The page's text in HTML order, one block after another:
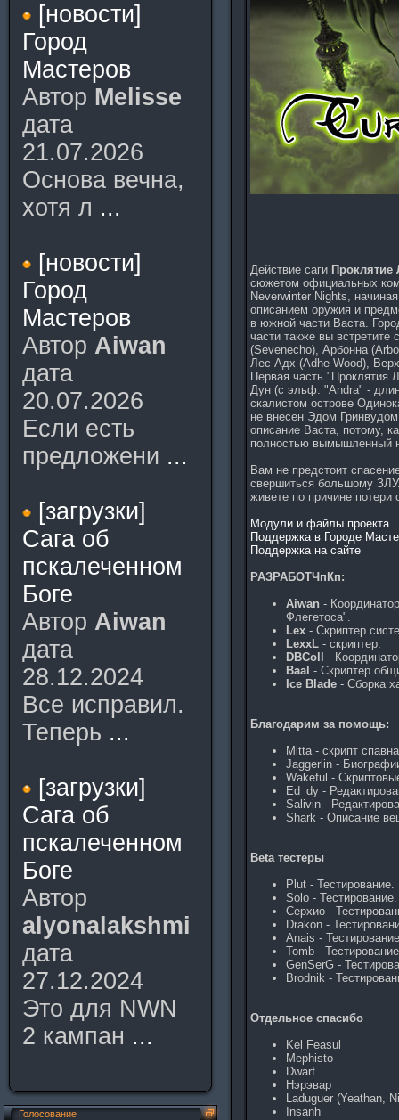
[новости]
Город
Мастеров
Автор Melisse
дата
21.07.2026
Основа вечна,
хотя л ...
[новости]
Город
Мастеров
Автор Aiwan
дата
20.07.2026
Если есть
предложени ...
[загрузки]
Сага об
пскалеченном
Боге
Автор Aiwan
дата
28.12.2024
Все исправил.
Теперь ...
[загрузки]
Сага об
пскалеченном
Боге
Автор
alyonalakshmi
дата
27.12.2024
Это для NWN
2 кампан ...
Голосование
Действие саги Проклятие
сюжетом официальных
Neverwinter Nights,
описанием оружия и
в южной части Васта.
части также вы
(Sevenecho), Арбонна
Лес Адх (Adhe Wood),
Первая часть "Проклятия
Дун (с эльф. "Andra" -
скалистом острове
не внесен Эдом
описание Васта, потому,
полностью вымышленный
Вам не предстоит
свершиться большому
живете по причине
Модули и файлы проекта
Поддержка в Городе
Поддержка на сайте
РАЗРАБОТЧпКп:
Aiwan -
Флегетоса".
Lex - Скриптер
LexxL - скриптер.
DBColl -
Baal - Скриптер
Ice Blade - Сборка
Благодарим за помощь:
Mitta - скрипт
Jaggerlin -
Wakeful -
Ed_dy -
Salivin -
Shark - Описание
Beta тестеры
Plut - Тестирование.
Solo - Тестирование.
Серхио -
Drakon -
Anais -
Tomb -
GenSerG -
Brodnik -
Отдельное спасибо
Kel Feasul
Mephisto
Dwarf
Нэрэвар
Laduguer (Yeathan,
Insanh